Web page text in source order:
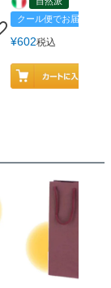
クール便でお届け
¥602税込